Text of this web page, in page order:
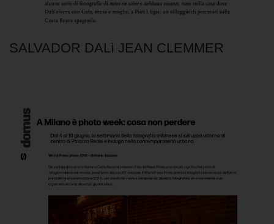
SALVADOR DALì JEAN CLEMMER